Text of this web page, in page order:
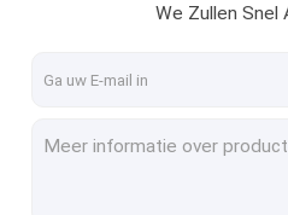
opblaasbare kastelen
We Zullen Snel